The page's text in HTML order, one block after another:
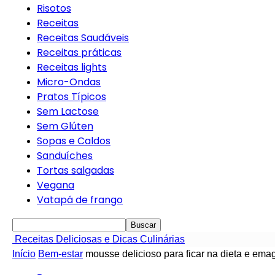
Risotos
Receitas
Receitas Saudáveis
Receitas práticas
Receitas lights
Micro-Ondas
Pratos Típicos
Sem Lactose
Sem Glúten
Sopas e Caldos
Sanduíches
Tortas salgadas
Vegana
Vatapá de frango
Receitas Deliciosas e Dicas Culinárias
Início Bem-estar mousse delicioso para ficar na dieta e